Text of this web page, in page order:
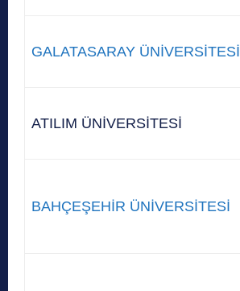
GALATASARAY ÜNİVERSİTESİ
ATILIM ÜNİVERSİTESİ
BAHÇEŞEHİR ÜNİVERSİTESİ